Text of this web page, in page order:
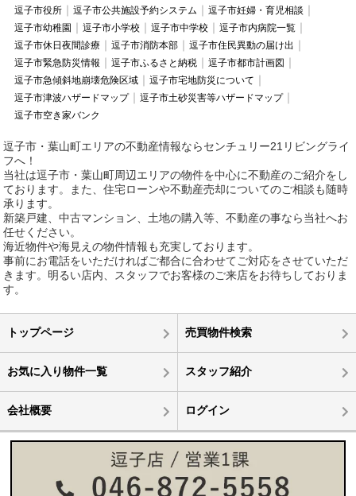
逗子市役所 逗子市公共施設予約システム
逗子市妊婦・育児相談
逗子市幼稚園
逗子市小学校 逗子市中学校
逗子市内病院一覧
逗子市休日夜間診療
逗子市消防本部
逗子市住民異動の届け出
逗子市緊急防災情報
逗子市ふるさと納税
逗子市都市計画図
逗子市急傾斜地崩壊危険区域
逗子市宅地防災について
逗子市津波ハザードマップ
逗子市土砂災害等ハザードマップ
逗子市空き家バンク
逗子市・葉山町エリアの不動産情報ならセンチュリー21リビングライ
フへ！
当社は逗子市・葉山町周辺エリアの物件を中心に不動産のご紹介をし
ております。また、住宅ローンや不動産売却についてのご相談も随時
承ります。
新築戸建、中古マンション、土地の購入等、不動産の事なら当社へお
任せください。
海近物件や海見えの物件情報も充実しております。
事前にお電話をいただければご都合に合わせてご対応をさせていただ
きます。明るい店内、スタッフでお客様のご来店をお待ちしておりま
す。
トップページ 売買物件検索
お気に入り物件一覧 スタッフ紹介
会社概要 ログイン